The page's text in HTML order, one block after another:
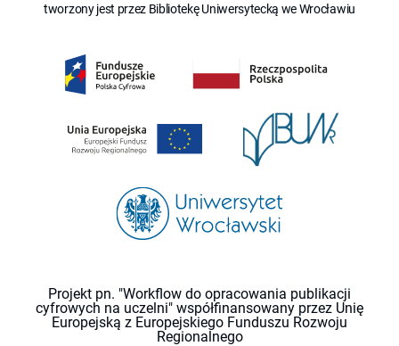
tworzony jest przez Bibliotekę Uniwersytecką we Wrocławiu
Projekt pn. "Workflow do opracowania publikacji
cyfrowych na uczelni" współfinansowany przez Unię
Europejską z Europejskiego Funduszu Rozwoju
Regionalnego